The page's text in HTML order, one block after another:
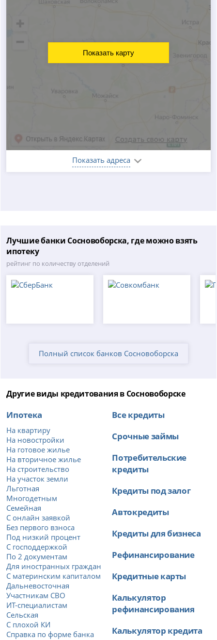
Показать адреса
Показать карту
Лучшие банки Сосновоборска, где можно взять
ипотеку
рейтинг по количеству отделений
Полный список банков Сосновоборска
Другие виды кредитования в Сосновоборске
Ипотека
На квартиру
На новостройки
На готовое жилье
На вторичное жилье
На строительство
На участок земли
Льготная
Многодетным
Семейная
С онлайн заявкой
Без первого взноса
Под низкий процент
С господдержкой
По 2 документам
Для иностранных граждан
С материнским капиталом
Дальневосточная
Участникам СВО
ИТ-специалистам
Сельская
С плохой КИ
Справка по форме банка
Все кредиты
Срочные займы
Потребительские
кредиты
Кредиты под залог
Автокредиты
Кредиты для бизнеса
Рефинансирование
Кредитные карты
Калькулятор
рефинансирования
Калькулятор кредита